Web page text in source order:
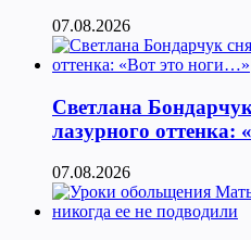
07.08.2026
Светлана
лазурного оттенка:
07.08.2026